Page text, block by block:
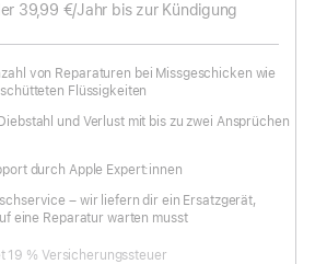
39,99 €/Jahr Pro
bis zur Kündigung
von Reparaturen bei Missgeschicken wie
Flüssigkeiten
und Verlust mit bis zu zwei Ansprüchen
durch Apple Expert:innen
– wir liefern dir ein Ersatzgerät,
eine Reparatur warten musst
19 % Versicherungssteuer